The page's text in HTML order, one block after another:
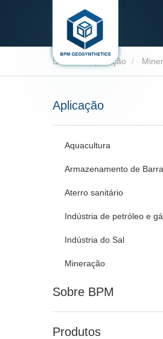
Aplicação
Aplicação
Aquacultura
Armazenamento de
Aterro sanitário
Indústria de petróleo e
Indústria do Sal
Mineração
Sobre BPM
Produtos